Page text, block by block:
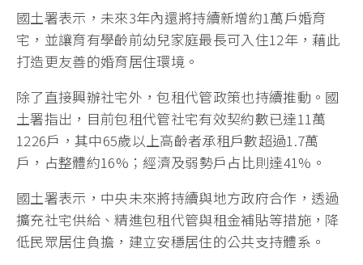
國土署表示，未來3年內還將持續新增約1萬戶婚育
宅，並讓育有學齡前幼兒家庭最長可入住12年，藉此
打造更友善的婚育居住環境。
除了直接興辦社宅外，包租代管政策也持續推動。國
土署指出，目前包租代管社宅有效契約數已達11萬
1226戶，其中65歲以上高齡者承租戶數超過1.7萬
戶，占整體約16%；經濟及弱勢戶占比則達41%。
國土署表示，中央未來將持續與地方政府合作，透過
擴充社宅供給、精進包租代管與租金補貼等措施，降
低民眾居住負擔，建立安穩居住的公共支持體系。